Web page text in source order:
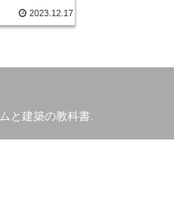
2023.12.17
と建築の教科書.